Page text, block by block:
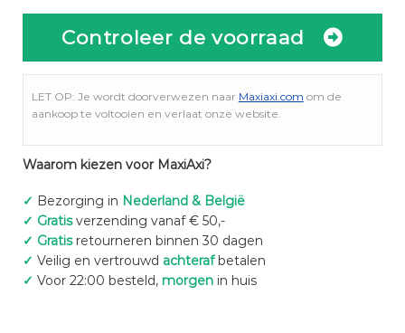
Controleer de voorraad
LET OP: Je wordt doorverwezen naar Maxiaxi.com om de
aankoop te voltooien en verlaat onze website.
Waarom kiezen voor MaxiAxi?
✓ Bezorging in Nederland & België
✓ Gratisverzending vanaf € 50,-
✓ Gratisretourneren binnen 30 dagen
✓ Veilig en vertrouwd achterafbetalen
✓ Voor 22:00 besteld, morgenin huis